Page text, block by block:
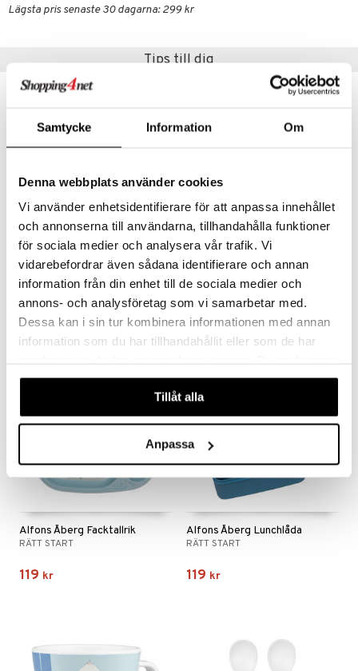
Samtycke Information Om
Denna webbplats använder cookies
Vi använder enhetsidentifierare för att anpassa innehållet
och annonserna till användarna, tillhandahålla funktioner
för sociala medier och analysera vår trafik. Vi
vidarebefordrar även sådana identifierare och annan
information från din enhet till de sociala medier och
annons- och analysföretag som vi samarbetar med.
Dessa kan i sin tur kombinera informationen med annan
information som du har tillhandahållit eller som de har
våra cookies vid fortsatt användande av vår webbplats.
Tillåt alla
Anpassa
Lägsta pris senaste 30 dagarna: 299 kr
Tips till dig
Alfons Åberg Barnbestick
109 kr 159 kr
Alfons Åberg Facktallrik
RÄTT START
119 kr
Alfons Åberg Lunchlåda
RÄTT START
119 kr
Mario